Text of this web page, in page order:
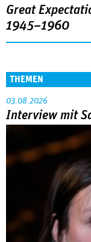
Great
1945–1960
THEMEN
03.08.2026
Interview mit